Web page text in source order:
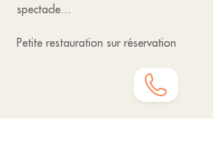
spectacle...
Petite restauration sur réservation